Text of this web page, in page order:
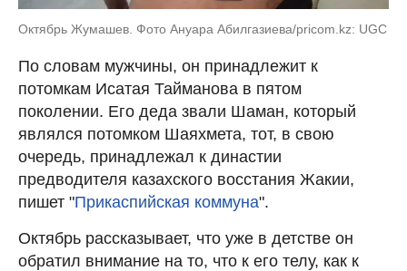
Октябрь Жумашев. Фото Ануара Абилгазиева/pricom.kz: UGC
По словам мужчины, он принадлежит к
потомкам Исатая Тайманова в пятом
поколении. Его деда звали Шаман, который
являлся потомком Шаяхмета, тот, в свою
очередь, принадлежал к династии
предводителя казахского восстания Жакии,
пишет "Прикаспийская коммуна".
Октябрь рассказывает, что уже в детстве он
обратил внимание на то, что к его телу, как к